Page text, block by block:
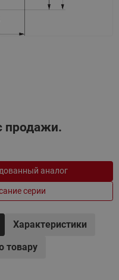
продажи.
аналог
серии
Характеристики
товару